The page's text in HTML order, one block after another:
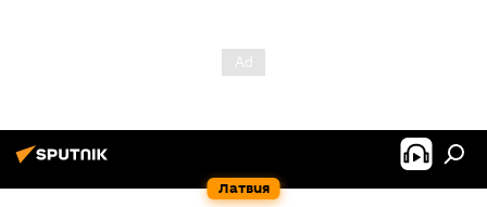
Латвия